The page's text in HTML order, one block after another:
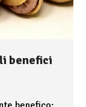
benefici